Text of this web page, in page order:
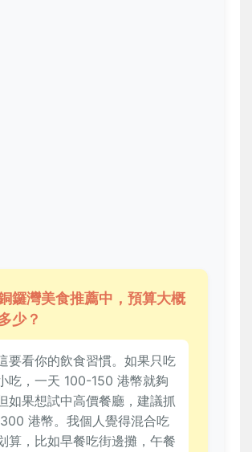
鑼灣美食推薦中，預算大概
少？
要看你的飲食習慣。如果只吃
吃，一天 100-150 港幣就夠
如果想試中高價餐廳，建議抓
港幣。我個人覺得混合吃
算，比如早餐吃街邊攤，午餐